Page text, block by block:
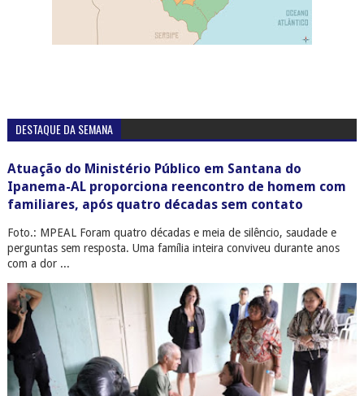
DESTAQUE DA SEMANA
Atuação do Ministério Público em Santana do
Ipanema-AL proporciona reencontro de homem com
familiares, após quatro décadas sem contato
Foto.: MPEAL Foram quatro décadas e meia de silêncio, saudade e
perguntas sem resposta. Uma família inteira conviveu durante anos
com a dor ...